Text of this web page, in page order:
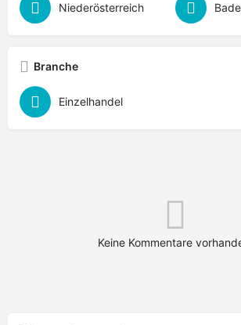
Niederösterreich
Branche
Einzelhandel
Keine Kommentare